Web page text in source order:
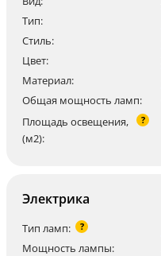
Тип:
Стиль:
Цвет:
Материал:
Общая мощность ламп:
Площадь освещения,
(м2):
?
Электрика
Тип ламп: ?
Мощность лампы: